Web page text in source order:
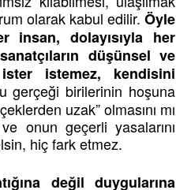
olarak kabul edilir. Öyle
insan, dolayısıyla her
düşünsel ve
istemez, kendisini
gerçeği birilerinin hoşuna
uzak” olmasını mı
onun geçerli yasalarını
hiç fark etmez.
değil duygularına